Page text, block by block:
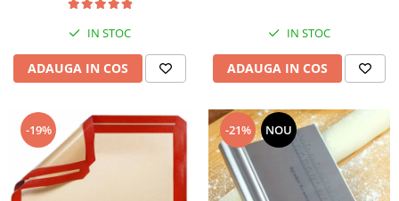
IN STOC
ADAUGA IN COS
IN STOC
ADAUGA IN COS
-19% -21% NOU